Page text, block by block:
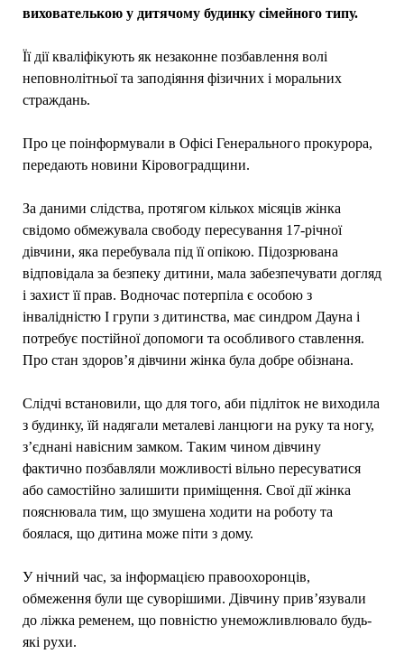
вихователькою у дитячому будинку сімейного типу.
Її дії кваліфікують як незаконне позбавлення волі
неповнолітньої та заподіяння фізичних і моральних
страждань.
Про це поінформували в Офісі Генерального прокурора,
передають новини Кіровоградщини.
За даними слідства, протягом кількох місяців жінка
свідомо обмежувала свободу пересування 17-річної
дівчини, яка перебувала під її опікою. Підозрювана
відповідала за безпеку дитини, мала забезпечувати догляд
і захист її прав. Водночас потерпіла є особою з
інвалідністю I групи з дитинства, має синдром Дауна і
потребує постійної допомоги та особливого ставлення.
Про стан здоров’я дівчини жінка була добре обізнана.
Слідчі встановили, що для того, аби підліток не виходила
з будинку, їй надягали металеві ланцюги на руку та ногу,
з’єднані навісним замком. Таким чином дівчину
фактично позбавляли можливості вільно пересуватися
або самостійно залишити приміщення. Свої дії жінка
пояснювала тим, що змушена ходити на роботу та
боялася, що дитина може піти з дому.
У нічний час, за інформацією правоохоронців,
обмеження були ще суворішими. Дівчину прив’язували
до ліжка ременем, що повністю унеможливлювало будь-
які рухи.